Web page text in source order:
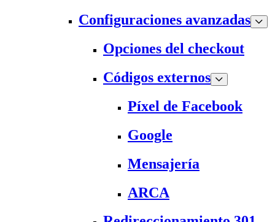
Configuraciones avanzadas
Opciones del checkout
Códigos externos
Píxel de Facebook
Google
Mensajería
ARCA